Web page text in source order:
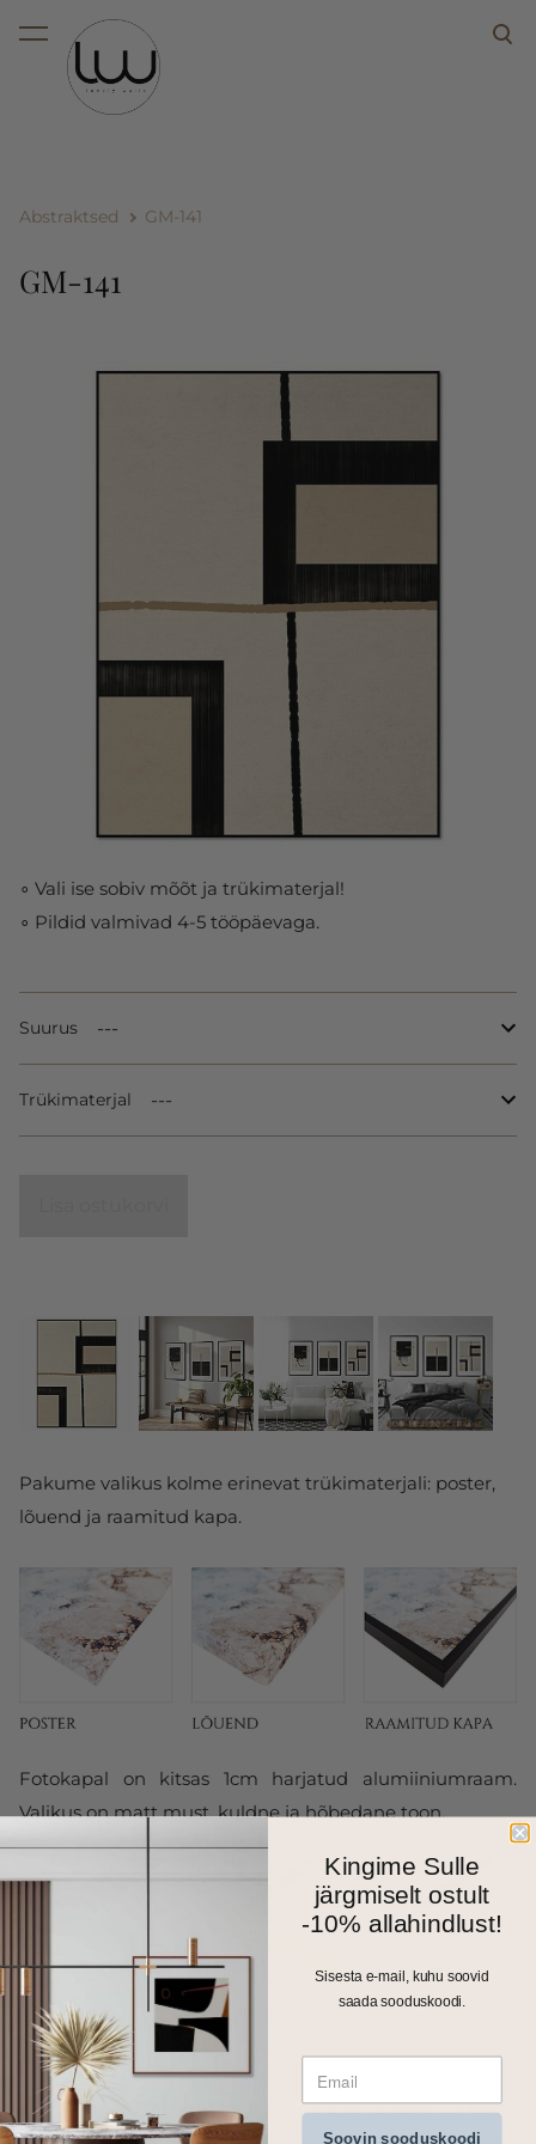
lisati ostukorvi.
Abstraktsed GM-141
Pakume valikus kolme erinevat trükimaterjali: poster,
lõuend ja raamitud kapa.
Fotokapal on kitsas 1cm harjatud alumiiniumraam.
Valikus on matt must, kuldne ja hõbedane toon.
GM-141
∘ Vali ise sobiv mõõt ja trükimaterjal!
∘ Pildid valmivad 4-5 tööpäevaga.
Suurus
Trükimaterjal
Kõik meie seinapildid, fotolõuendid ja kapad trükitakse
Kingime Sulle
järgmiselt ostult
-10% allahindlust!
Sisesta e-mail, kuhu soovid
saada sooduskoodi.
Soovin sooduskoodi